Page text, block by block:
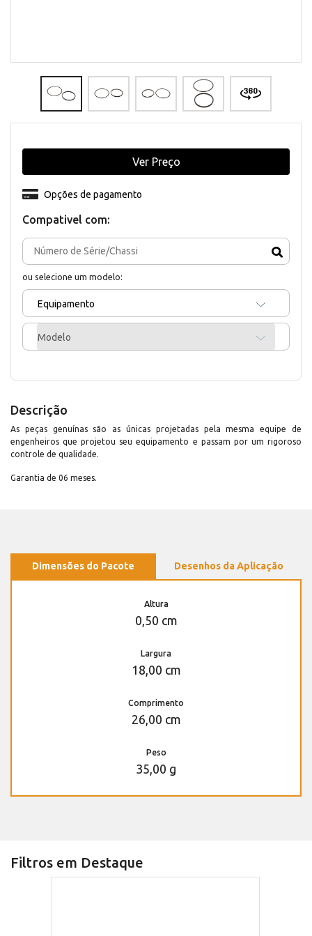
Compativel com:
ou selecione um modelo:
Equipamento
Modelo
Opções de pagamento
Ver Preço
Descrição
As peças genuínas são as únicas projetadas pela mesma equipe de
engenheiros que projetou seu equipamento e passam por um rigoroso
controle de qualidade.
Garantia de 06 meses.
Dimensões do Pacote Desenhos da Aplicação
Altura
0,50 cm
Largura
18,00 cm
Comprimento
26,00 cm
Peso
35,00 g
Filtros em Destaque